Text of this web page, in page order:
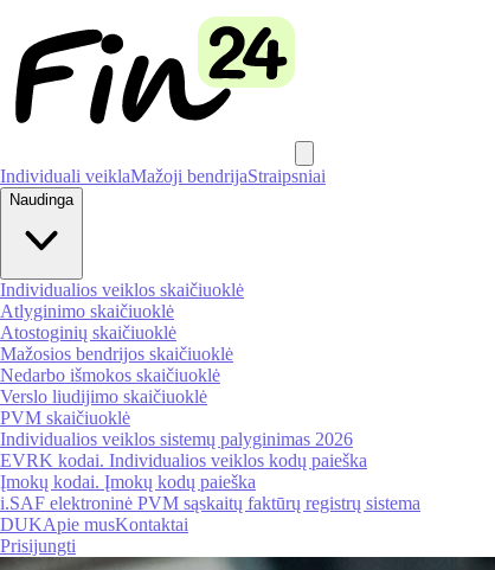
Individuali veiklaMažoji bendrijaStraipsniai
Naudinga
Individualios veiklos skaičiuoklė
Atlyginimo skaičiuoklė
Atostoginių skaičiuoklė
Mažosios bendrijos skaičiuoklė
Nedarbo išmokos skaičiuoklė
Verslo liudijimo skaičiuoklė
PVM skaičiuoklė
Individualios veiklos sistemų palyginimas 2026
EVRK kodai. Individualios veiklos kodų paieška
Įmokų kodai. Įmokų kodų paieška
i.SAF elektroninė PVM sąskaitų faktūrų registrų sistema
DUKApie musKontaktai
Prisijungti